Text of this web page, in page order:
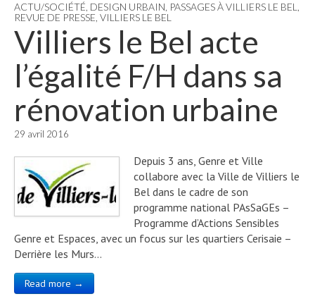
ACTU/SOCIÉTÉ DESIGN URBAIN PASSAGES À VILLIERS LE BEL
REVUE DE PRESSE VILLIERS LE BEL
Villiers le Bel acte
l’égalité F/H dans sa
rénovation urbaine
29 avril 2016
Depuis 3 ans, Genre et Ville
collabore avec la Ville de Villiers le
Bel dans le cadre de son
programme national PAsSaGEs –
Programme d’Actions Sensibles
Genre et Espaces, avec un focus sur les quartiers Cerisaie –
Derrière les Murs…
Read more →